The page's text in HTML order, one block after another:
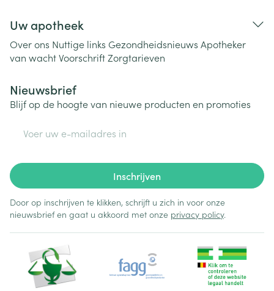
Uw apotheek
Over ons Nuttige links Gezondheidsnieuws Apotheker
van wachtVoorschriftZorgtarieven
Nieuwsbrief
Blijf op de hoogte van nieuwe producten en promoties
Inschrijven
Door op inschrijven te klikken, schrijft u zich in voor onze
nieuwsbrief en gaat u akkoord met onze privacy policy.